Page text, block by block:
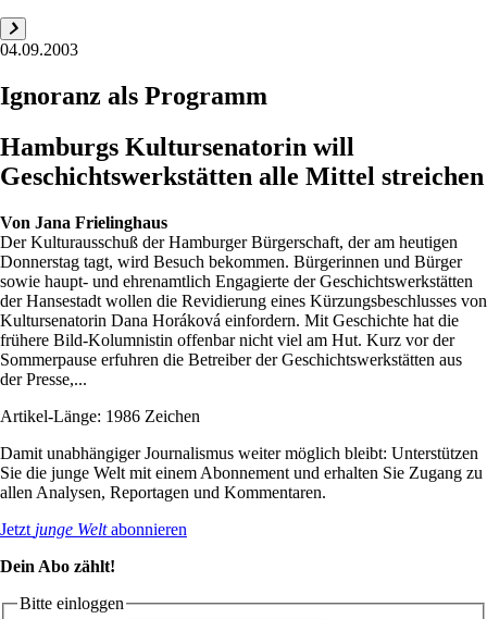
04.09.2003
Ignoranz als Programm
Hamburgs Kultursenatorin will
Geschichtswerkstätten alle Mittel streichen
Von Jana Frielinghaus
Der Kulturausschuß der Hamburger Bürgerschaft, der am heutigen
Donnerstag tagt, wird Besuch bekommen. Bürgerinnen und Bürger
sowie haupt- und ehrenamtlich Engagierte der Geschichtswerkstätten
der Hansestadt wollen die Revidierung eines Kürzungsbeschlusses von
Kultursenatorin Dana Horáková einfordern. Mit Geschichte hat die
frühere Bild-Kolumnistin offenbar nicht viel am Hut. Kurz vor der
Sommerpause erfuhren die Betreiber der Geschichtswerkstätten aus
der Presse,...
Artikel-Länge: 1986 Zeichen
Damit unabhängiger Journalismus weiter möglich bleibt: Unterstützen
Sie die junge Welt mit einem Abonnement und erhalten Sie Zugang zu
allen Analysen, Reportagen und Kommentaren.
Jetzt junge Weltabonnieren
Dein Abo zählt!
Bitte einloggen